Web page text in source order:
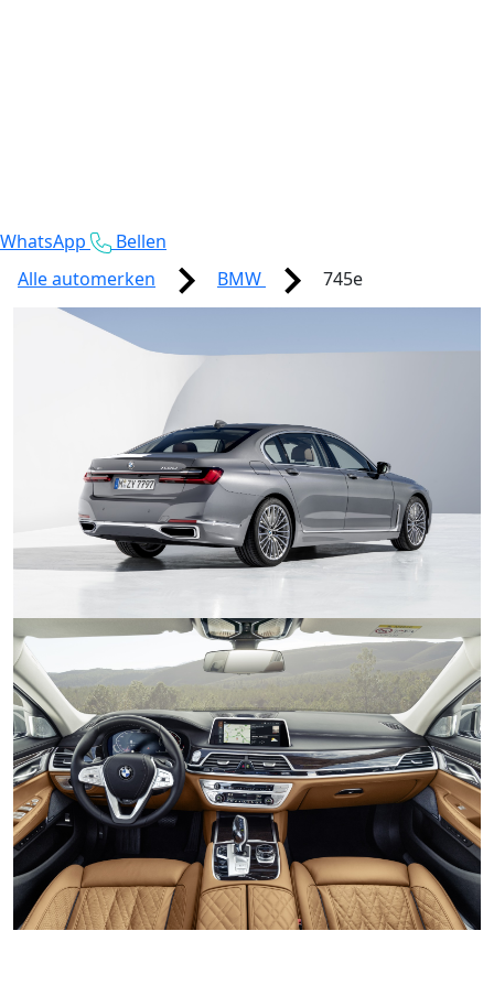
WhatsApp
Bellen
Alle automerken
BMW 745e